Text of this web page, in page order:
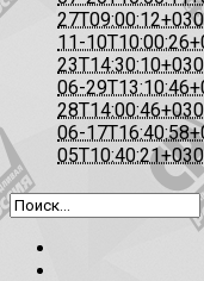
11-
06-
06-